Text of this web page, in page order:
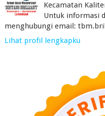
Kecamatan
Untuk informasi
menghubungi email:
Lihat profil lengkapku